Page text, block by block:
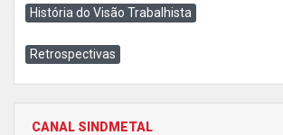
História do Visão Trabalhista
Retrospectivas
CANAL SINDMETAL